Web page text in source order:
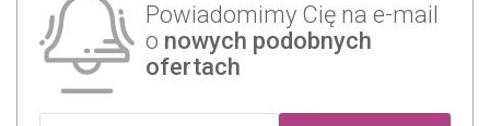
Powiadomimy Cię na e-mail
o nowych podobnych
ofertach